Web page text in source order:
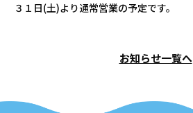
３１日(土)より通常営業の予定です。
お知らせ一覧へ